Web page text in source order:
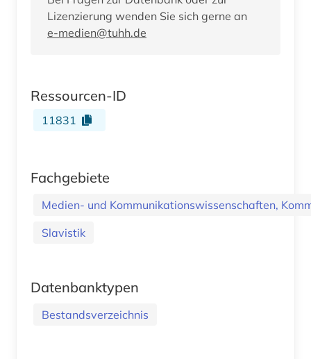
Lizenzierung wenden Sie sich gerne an
e-medien@tuhh.de
Ressourcen-ID
11831
Fachgebiete
Medien- und Kommunikationswissenschaften,
Slavistik
Datenbanktypen
Bestandsverzeichnis